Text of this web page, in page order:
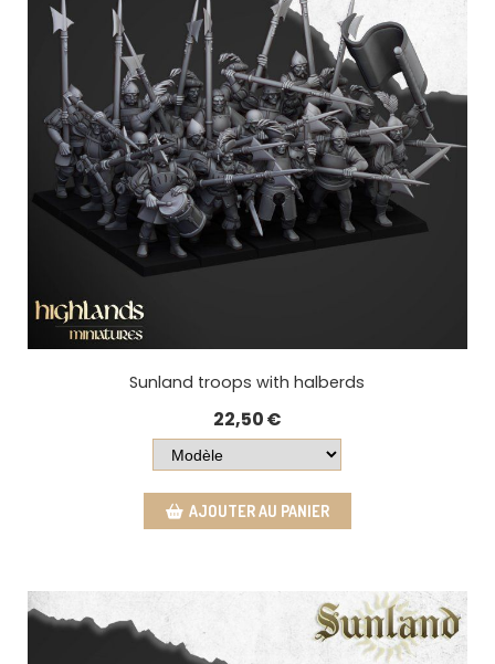
Sunland troops with halberds
22,50€
AJOUTER AU PANIER